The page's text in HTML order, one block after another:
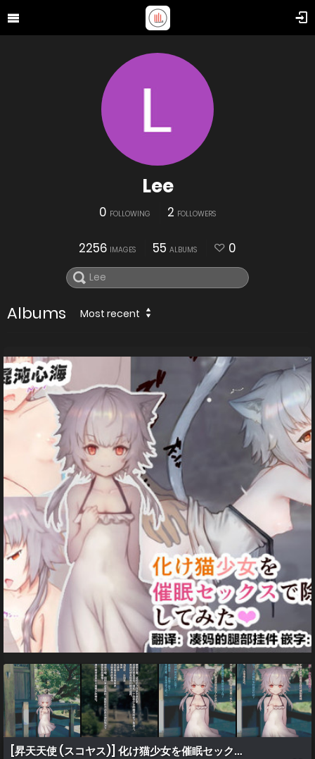
Lee
0 FOLLOWING 2 FOLLOWERS
2256 IMAGES 55 ALBUMS 0
Albums Most recent
[昇天天使 (スコヤス)] 化け猫少女を催眠セックスで除霊してみ